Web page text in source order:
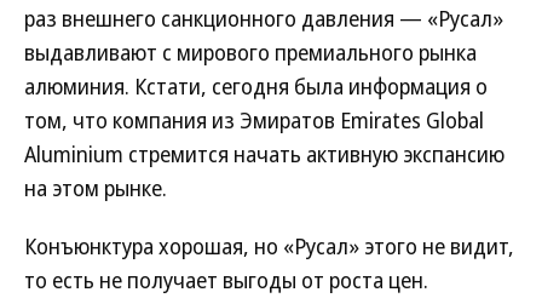
раз внешнего санкционного давления — «Русал»
выдавливают с мирового премиального рынка
алюминия. Кстати, сегодня была информация о
том, что компания из Эмиратов Emirates Global
Aluminium стремится начать активную экспансию
на этом рынке.
Конъюнктура хорошая, но «Русал» этого не видит,
то есть не получает выгоды от роста цен.